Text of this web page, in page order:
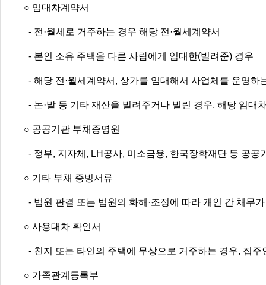
○ 임대차계약서
- 전·월세로 거주하는 경우 해당 전·월세계약서
- 본인 소유 주택을 다른 사람에게 임대한(빌려준) 경우
- 해당 전·월세계약서, 상가를 임대해서 사업체를 운영하
- 논·밭 등 기타 재산을 빌려주거나 빌린 경우, 해당 임대
○ 공공기관 부채증명원
- 정부, 지자체, LH공사, 미소금융, 한국장학재단 등 공
○ 기타 부채 증빙서류
- 법원 판결 또는 법원의 화해·조정에 따라 개인 간 채무
○ 사용대차 확인서
- 친지 또는 타인의 주택에 무상으로 거주하는 경우, 집
○ 가족관계등록부